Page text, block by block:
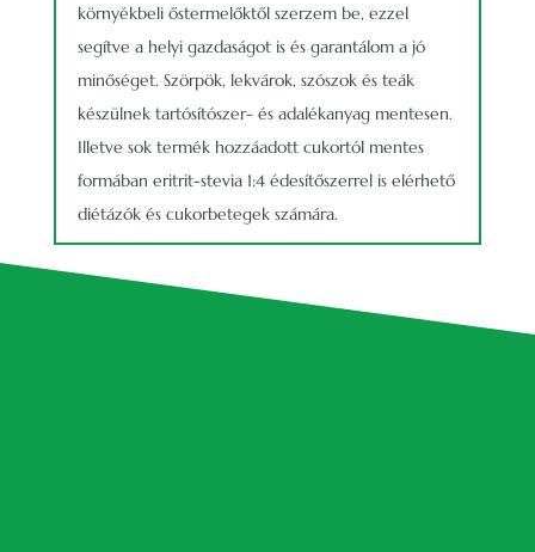
környékbeli őstermelőktől szerzem be, ezzel
segítve a helyi gazdaságot is és garantálom a jó
minőséget. Szörpök, lekvárok, szószok és teák
készülnek tartósítószer- és adalékanyag mentesen.
Illetve sok termék hozzáadott cukortól mentes
formában eritrit-stevia 1:4 édesítőszerrel is elérhető
diétázók és cukorbetegek számára.